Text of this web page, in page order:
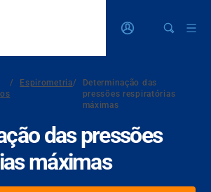
/ Espirometria/
Determinação das
pressões respiratórias
máximas
das pressões
máximas